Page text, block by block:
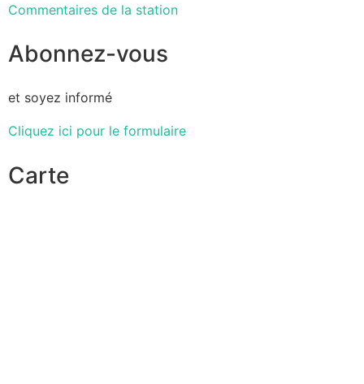
Commentaires de la station
Abonnez-vous
et soyez informé
Cliquez ici pour le formulaire
Carte